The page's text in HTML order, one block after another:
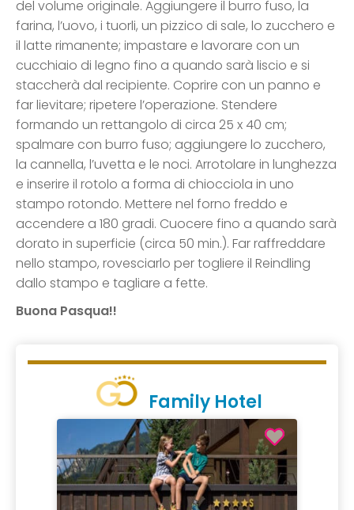
del volume originale. Aggiungere il burro fuso, la
farina, l’uovo, i tuorli, un pizzico di sale, lo zucchero e
il latte rimanente; impastare e lavorare con un
cucchiaio di legno fino a quando sarà liscio e si
staccherà dal recipiente. Coprire con un panno e
far lievitare; ripetere l’operazione. Stendere
formando un rettangolo di circa 25 x 40 cm;
spalmare con burro fuso; aggiungere lo zucchero,
la cannella, l’uvetta e le noci. Arrotolare in lunghezza
e inserire il rotolo a forma di chiocciola in uno
stampo rotondo. Mettere nel forno freddo e
accendere a 180 gradi. Cuocere fino a quando sarà
dorato in superficie (circa 50 min.). Far raffreddare
nello stampo, rovesciarlo per togliere il Reindling
dallo stampo e tagliare a fette.
Buona Pasqua!!
Family Hotel